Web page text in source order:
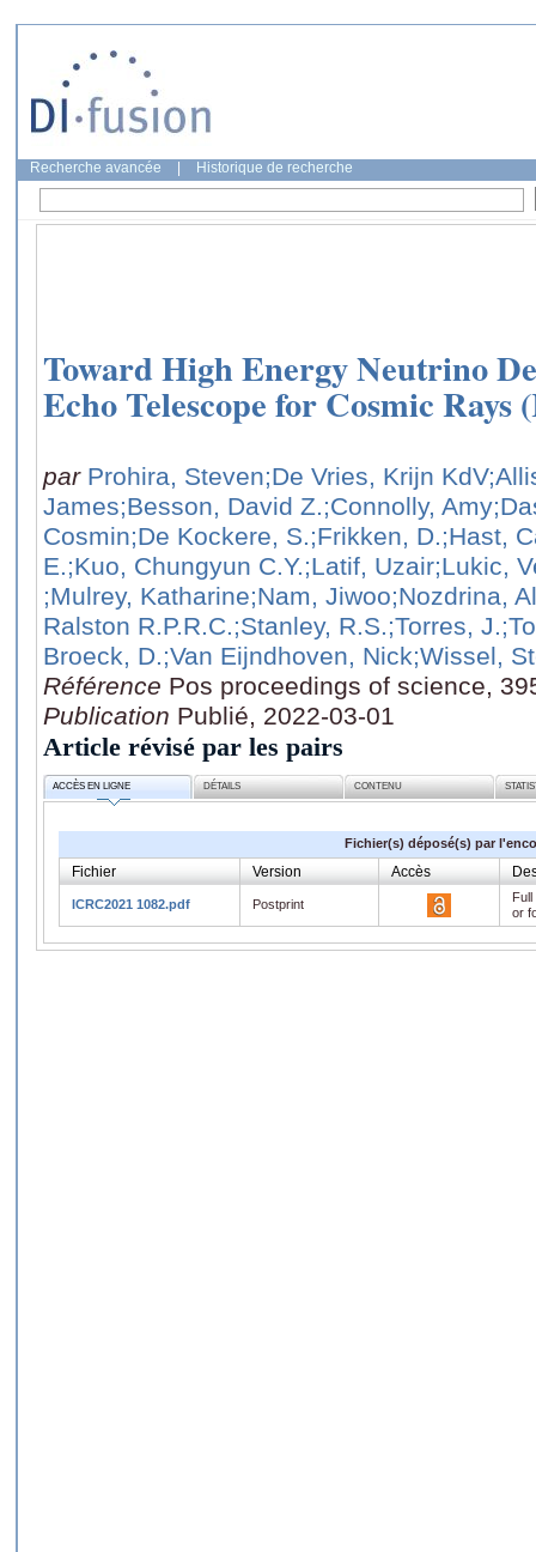
Recherche avancée Historique de recherche
Toward High Energy Neutrino
Echo Telescope for Cosmic Rays
par Prohira, Steven;De Vries, Krijn KdV
James;Besson, David Z.;Connolly, Amy
Cosmin;De Kockere, S.;Frikken, D.;Hast,
E.;Kuo, Chungyun C.Y.;Latif, Uzair;Lukic,
;Mulrey, Katharine;Nam, Jiwoo;Nozdrina,
Ralston R.P.R.C.;Stanley, R.S.;Torres, J.
Broeck, D.;Van Eijndhoven, Nick;Wissel,
Référence Pos proceedings of science,
Publication Publié, 2022-03-01
Article révisé par les pairs
ACCÈS EN LIGNE DÉTAILS CONTENU
Fichier(s) déposé(s) par
Fichier Version Accès
ICRC2021 1082.pdf Postprint
or